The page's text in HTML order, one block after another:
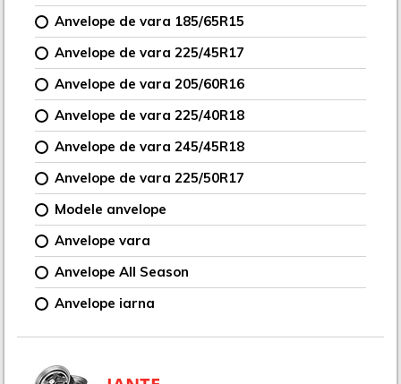
Anvelope de vara 185/65R15
Anvelope de vara 225/45R17
Anvelope de vara 205/60R16
Anvelope de vara 225/40R18
Anvelope de vara 245/45R18
Anvelope de vara 225/50R17
Modele anvelope
Anvelope vara
Anvelope All Season
Anvelope iarna